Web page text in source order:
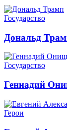
Государство
Дональд
Государство
Геннадий
Герои